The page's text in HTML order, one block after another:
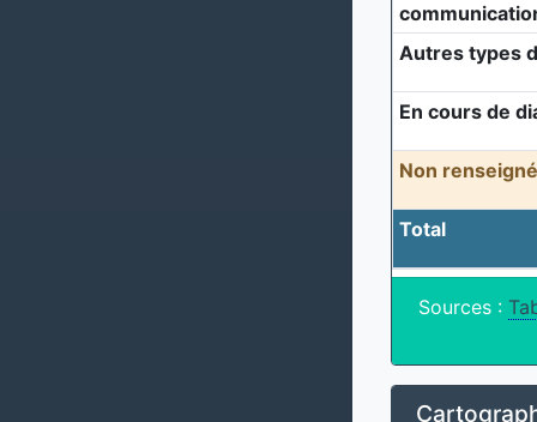
Autres types
En cours de
Non
Total
Sources :